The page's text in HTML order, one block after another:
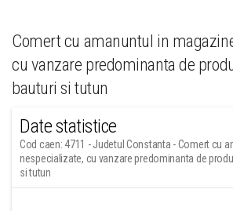
Comert cu amanuntul in
cu vanzare predominanta de
bauturi si tutun
Date statistice
Cod caen: 4711 - Judetul Constanta - Comert cu
nespecializate, cu vanzare predominanta de
si tutun